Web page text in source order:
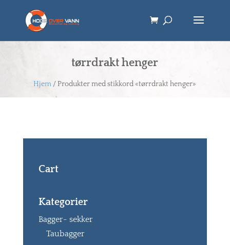
tørrdrakt henger
Hjem / Produkter med stikkord «tørrdrakt henger»
Cart
Kategorier
Bagger- sekker
Taubagger